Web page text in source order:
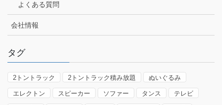
よくある質問
会社情報
タグ
2トントラック 2トントラック積み放題 ぬいぐるみ
エレクトン スピーカー ソファー タンス テレビ